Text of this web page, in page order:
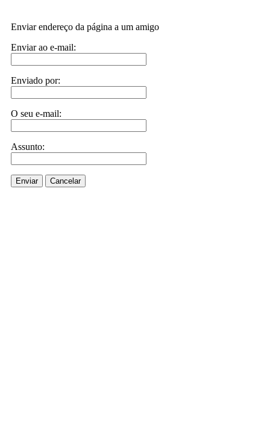
Enviar endereço da página a um amigo
Enviar ao e-mail:
Enviado por:
O seu e-mail:
Assunto:
Enviar Cancelar